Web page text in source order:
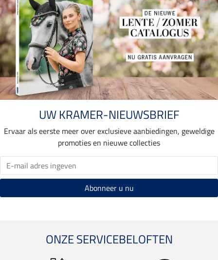
UW KRAMER-NIEUWSBRIEF
Ervaar als eerste meer over exclusieve aanbiedingen, geweldige
promoties en nieuwe collecties
ONZE SERVICEBELOFTEN